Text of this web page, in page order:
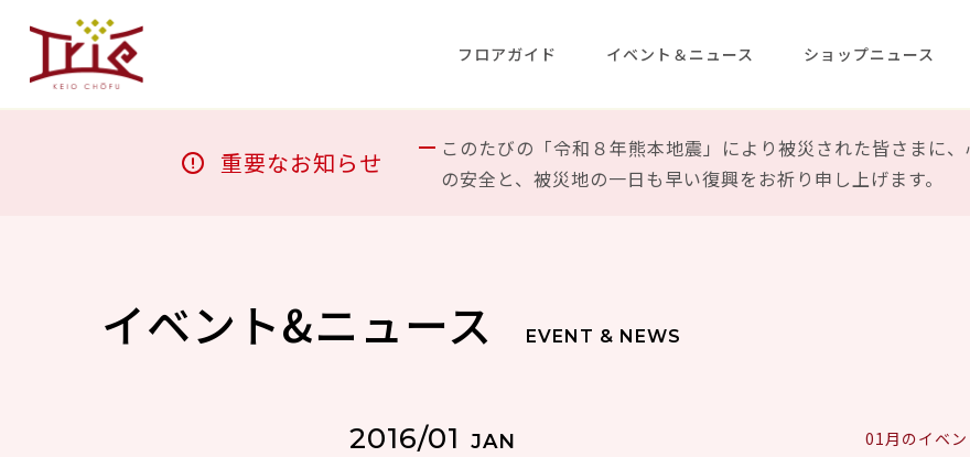
フロアガイド イベント＆ニュース ショップニュース
重要なお知らせ
このたびの「令和８年熊本地震」により被災された皆さまに
の安全と、被災地の一日も早い復興をお祈り申し上げます。
イベント&ニュース EVENT & NEWS
2016/01 JAN 01月のイベ